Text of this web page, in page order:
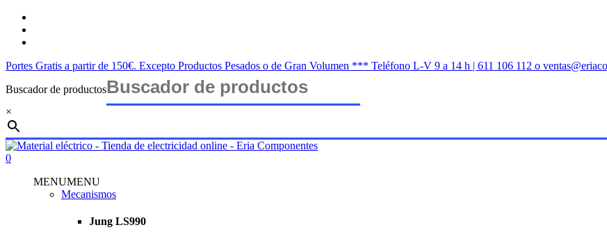
Skip
main
Portes Gratis a partir de 150€. Excepto Productos Pesados o de Gran Volumen *** Teléfono L-V 9 a 14 h | 611 106 112 o
Buscador de productos
×
Close
Search
search
account
0
MENUMENU
Mecanismos
Jung LS990